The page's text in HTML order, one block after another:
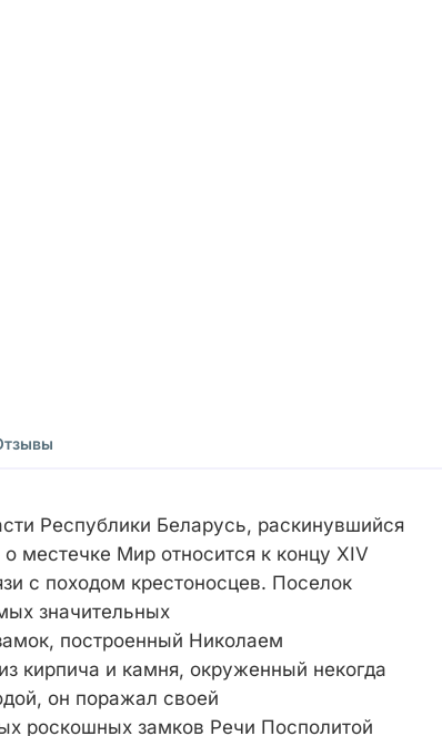
Республики Беларусь, раскинувшийся
местечке Мир относится к концу XIV
с походом крестоносцев. Поселок
значительных
построенный Николаем
кирпича и камня, окруженный некогда
он поражал своей
роскошных замков Речи Посполитой